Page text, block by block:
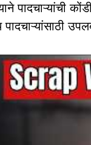
पादचाऱ्यांची
पादचाऱ्यांसाठी